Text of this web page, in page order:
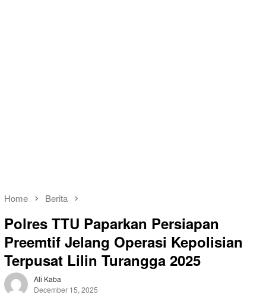
Home Berita
Polres TTU Paparkan Persiapan
Preemtif Jelang Operasi Kepolisian
Terpusat Lilin Turangga 2025
Ali Kaba
December 15, 2025